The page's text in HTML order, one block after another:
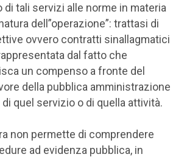
tali servizi alle norme in materia
dell”operazione”: trattasi di
ovvero contratti sinallagmatici
dal fatto che
un compenso a fronte del
della pubblica amministrazione
quel servizio o di quella attività.
non permette di comprendere
ad evidenza pubblica, in